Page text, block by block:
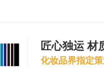
匠心独运 材
化妆品界指定